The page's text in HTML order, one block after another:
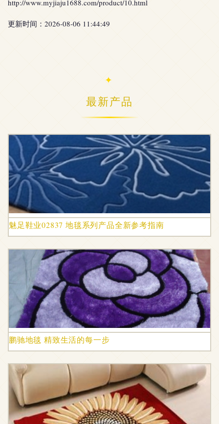
http://www.myjiaju1688.com/product/10.html
更新时间：2026-08-06 11:44:49
最新产品
魅足鞋业02837 地毯系列产品全新参考指南
鹏驰地毯 精致生活的每一步